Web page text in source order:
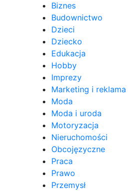
Biznes
Budownictwo
Dzieci
Dziecko
Edukacja
Hobby
Imprezy
Marketing i reklama
Moda
Moda i uroda
Motoryzacja
Nieruchomości
Obcojęzyczne
Praca
Prawo
Przemysł